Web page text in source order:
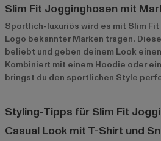
Slim Fit Jogginghosen mit
Sportlich-luxuriös wird es mit Slim
Logo bekannter Marken tragen.
beliebt und geben deinem Look
Kombiniert mit einem Hoodie oder
bringst du den sportlichen Style
Styling-Tipps für Slim Fit
Casual Look mit T-Shirt und